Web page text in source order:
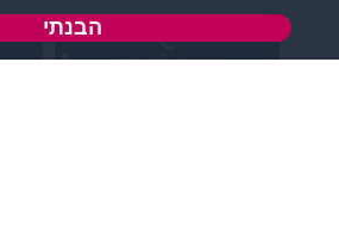
שירות לקוחות:
הבנתי